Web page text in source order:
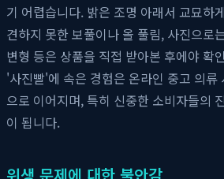
기 어렵습니다. 밝은 조명 아래서 교묘하
견하지 못한 보풀이나 올 풀림, 사진으로
변형 등은 상품을 직접 받아본 후에야 확
'사진빨'에 속은 경험은 온라인 중고 의류
으로 이어지며, 특히 신중한 소비자들의
이 됩니다.
위생 문제에 대한 불안감